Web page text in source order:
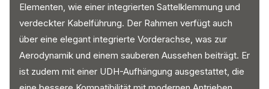
Elementen, wie einer integrierten Sattelklemmung und
verdeckter Kabelführung. Der Rahmen verfügt auch
über eine elegant integrierte Vorderachse, was zur
Aerodynamik und einem sauberen Aussehen beiträgt. Er
ist zudem mit einer UDH-Aufhängung ausgestattet, die